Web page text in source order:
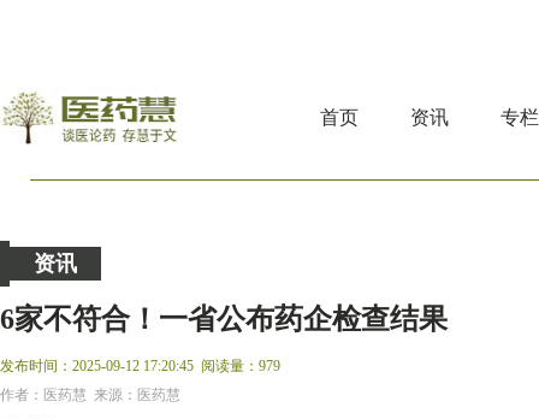
首页 资讯 专栏
资讯
6家不符合！一省公布药企检查结果
发布时间：2025-09-12 17:20:45 阅读量：979
作者：医药慧 来源：医药慧